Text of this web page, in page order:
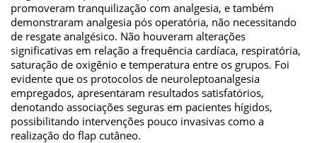
promoveram tranquilização com analgesia, e também
demonstraram analgesia pós operatória, não necessitando
de resgate analgésico. Não houveram alterações
significativas em relação a frequência cardíaca, respiratória,
saturação de oxigênio e temperatura entre os grupos. Foi
evidente que os protocolos de neuroleptoanalgesia
empregados, apresentaram resultados satisfatórios,
denotando associações seguras em pacientes hígidos,
possibilitando intervenções pouco invasivas como a
realização do flap cutâneo.